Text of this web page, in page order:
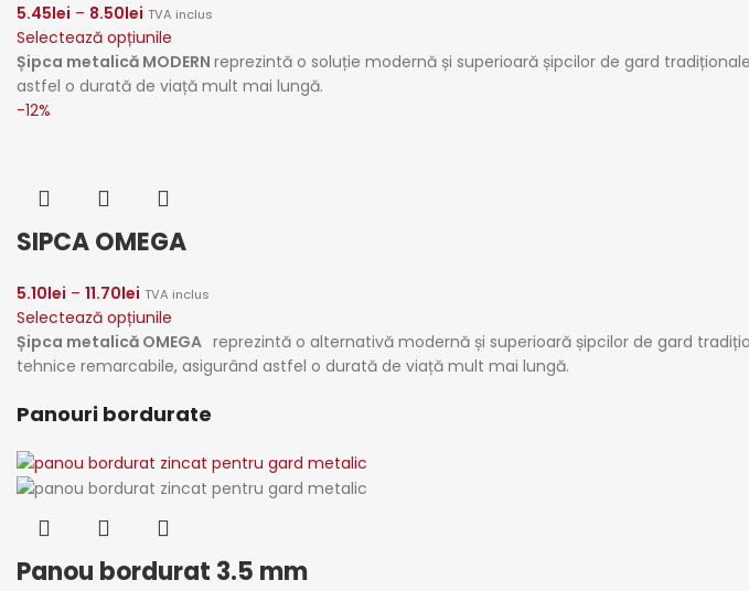
5.45lei – 8.50lei TVA inclus
Selectează opțiunile
Șipca metalică MODERN reprezintă o soluție modernă și superioară șipcilor de gard
astfel o durată de viață mult mai lungă.
-12%
SIPCA OMEGA
5.10lei – 11.70lei TVA inclus
Selectează opțiunile
Șipca metalică OMEGA reprezintă o alternativă modernă și superioară șipcilor de gard
tehnice remarcabile, asigurând astfel o durată de viață mult mai lungă.
Panouri bordurate
Panou bordurat 3.5 mm